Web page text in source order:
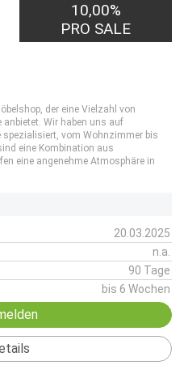
10,00%
PRO SALE
der eine Vielzahl von
Wir haben uns auf
vom Wohnzimmer bis
eine Kombination aus
eine angenehme Atmosphäre in
20.03.2025
n.a.
90 Tage
bis 6 Wochen